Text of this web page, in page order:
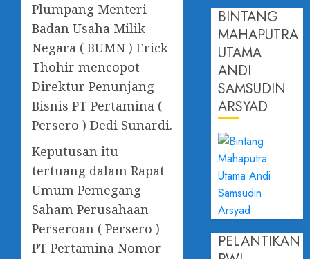
Plumpang Menteri
Badan Usaha Milik
Negara ( BUMN ) Erick
Thohir mencopot
Direktur Penunjang
Bisnis PT Pertamina (
Persero ) Dedi Sunardi.
Keputusan itu
tertuang dalam Rapat
Umum Pemegang
Saham Perusahaan
Perseroan ( Persero )
PT Pertamina Nomor
BINTANG
MAHAPUTRA
UTAMA
ANDI
SAMSUDIN
ARSYAD
PELANTIKAN